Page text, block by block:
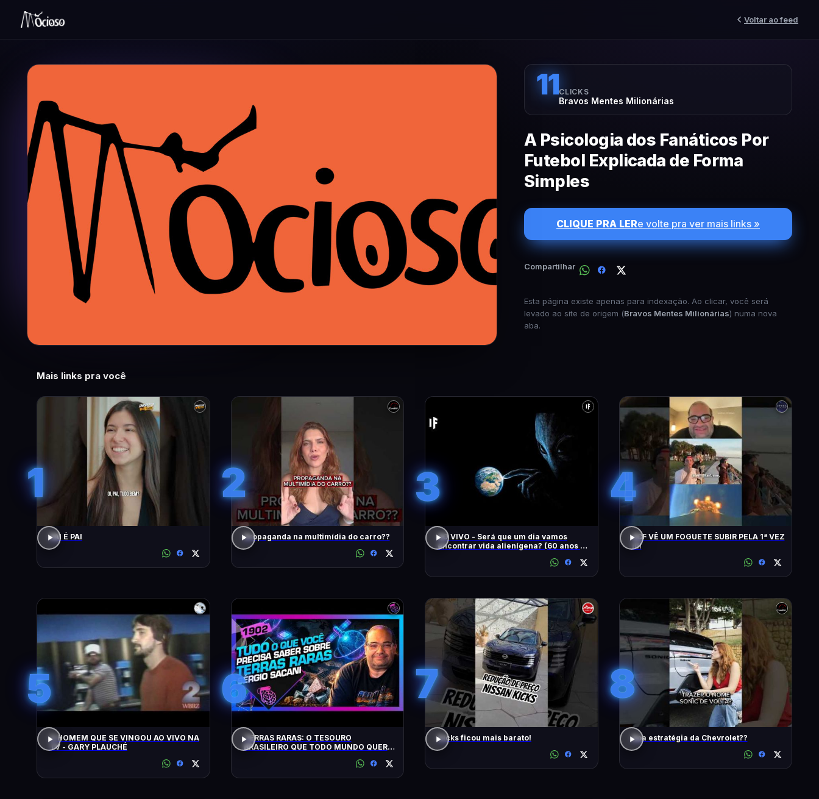
Voltar ao feed
11CLICKS
Bravos Mentes Milionárias
A Psicologia dos Fanáticos Por
Futebol Explicada de Forma
Simples
CLIQUE PRA LERe volte pra ver mais links »
Compartilhar
Esta página existe apenas para indexação. Ao clicar, você será
levado ao site de origem (Bravos Mentes Milionárias) numa nova
aba.
Mais links pra você
1
PAI É PAI
2
Propaganda na multimídia do carro??
3
AO VIVO - Será que um dia vamos
encontrar vida alienígena? (60 anos de
4
ACF VÊ UM FOGUETE SUBIR PELA 1ª VEZ
!!!!
5
O HOMEM QUE SE VINGOU AO VIVO NA
TV - GARY PLAUCHÉ
6
TERRAS RARAS: O TESOURO
BRASILEIRO QUE TODO MUNDO QUER:
7
Kicks ficou mais barato!
8
Boa estratégia da Chevrolet??